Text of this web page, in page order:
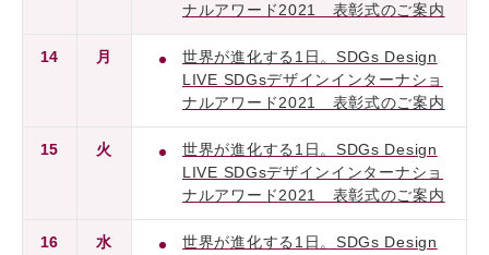
ナルアワード2021 表彰式のご案内
14 月
世界が進化する1日。SDGs Design
LIVE SDGsデザインインターナショ
ナルアワード2021 表彰式のご案内
15 火
世界が進化する1日。SDGs Design
LIVE SDGsデザインインターナショ
ナルアワード2021 表彰式のご案内
16 水
世界が進化する1日。SDGs Design